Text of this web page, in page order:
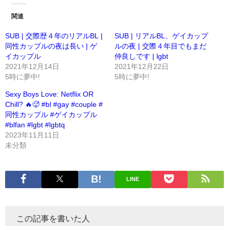
関連
SUB | 交際歴４年のリアルBL |
同性カップルの夜は長い | ゲ
イカップル
2021年12月14日
5時に夢中!
SUB | リアルBL、ゲイカップ
ルの夜 | 交際４年目でもまだ
仲良しです | lgbt
2021年12月22日
5時に夢中!
Sexy Boys Love: Netflix OR
Chill? 🔥🥵 #bl #gay #couple #
同性カップル #ゲイカップル
#blfan #lgbt #lgbtq
2023年11月11日
未分類
LINE
この記事を書いた人